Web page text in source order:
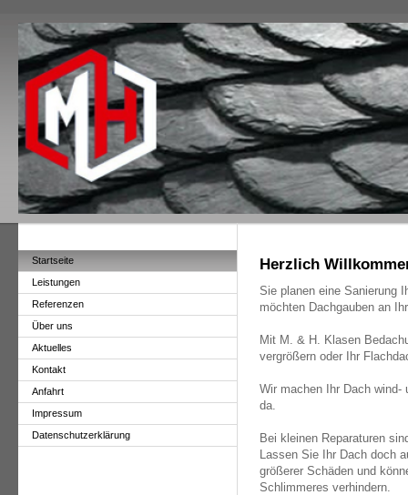
Startseite
Leistungen
Referenzen
Über uns
Aktuelles
Kontakt
Anfahrt
Impressum
Datenschutzerklärung
Herzlich
Sie planen eine Sanierung
möchten Dachgauben an
Mit M. & H. Klasen
vergrößern oder Ihr
Wir machen Ihr Dach
da.
Bei kleinen Reparaturen
Lassen Sie Ihr Dach doch
größerer Schäden und
Schlimmeres verhindern.